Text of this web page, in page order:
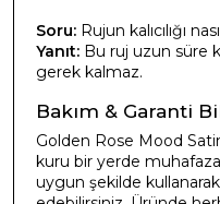
Soru: Rujun kalıcılığı
Yanıt: Bu ruj uzun süre
gerek kalmaz.
Bakım & Garanti
Golden Rose Mood
kuru bir yerde
uygun şekilde